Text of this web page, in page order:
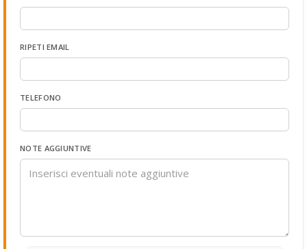
RIPETI EMAIL
TELEFONO
NOTE AGGIUNTIVE